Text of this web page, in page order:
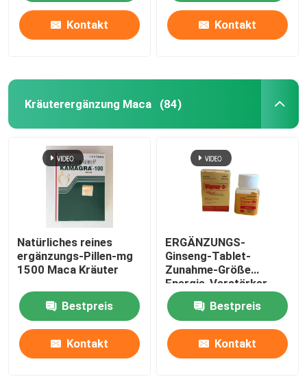
Kontakt Kontakt
Kräuterergänzung Maca (84)
Natürliches reines
ergänzungs-Pillen-mg
1500 Maca Kräuter
Bestpreis
Kontakt
ERGÄNZUNGS-
Ginseng-Tablet-
Zunahme-Größe
Energie-Verstärker-
Maca Kräuter
Bestpreis
Kontakt